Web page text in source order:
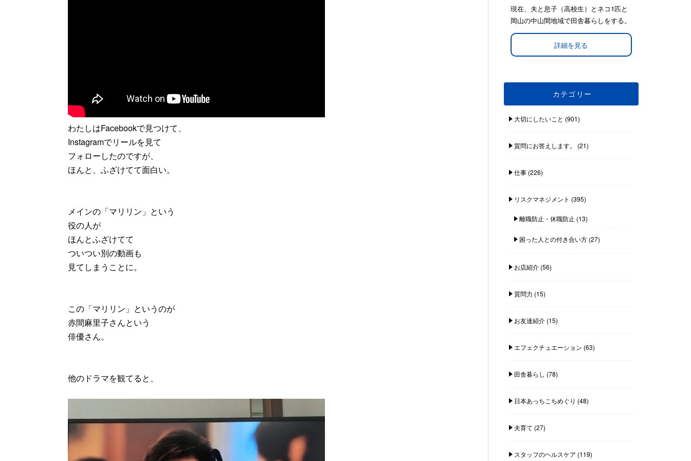
わたしはFacebookで見つけて、
Instagramでリールを見て
フォローしたのですが、
ほんと、ふざけてて面白い。
メインの「マリリン」という
役の人が
ほんとふざけてて
ついつい別の動画も
見てしまうことに。
この「マリリン」というのが
赤間麻里子さんという
俳優さん。
他のドラマを観てると、
現在、夫と息子（高校生）とネコ1匹と
岡山の中山間地域で田舎暮らしをする。
詳細を見る
カテゴリー
大切にしたいこと (901)
質問にお答えします。 (21)
仕事(226)
リスクマネジメント (395)
離職防止・休職防止 (13)
困った人との付き合い方(27)
お店紹介(56)
質問力 (15)
お友達紹介(15)
エフェクチュエーション (63)
田舎暮らし (78)
日本あっちこちめぐり (48)
夫育て (27)
スタッフのヘルスケア (119)